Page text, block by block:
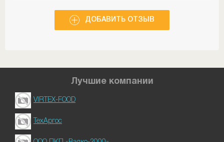
ДОБАВИТЬ ОТЗЫВ
Лучшие компании
VIRTEX-FOOD
ТехАргос